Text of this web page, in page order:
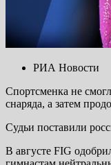
РИА Новости
Спортсменка не
снаряда, а затем
Судьи поставили
В августе FIG